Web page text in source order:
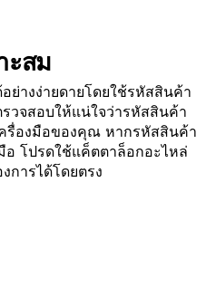
ะสม
ย่างง่ายดายโดยใช้รหัสสินค้า
วจสอบให้แน่ใจว่ารหัสสินค้า
รื่องมือของคุณ หากรหัสสินค้า
อ โปรดใช้แค็ตตาล็อกอะไหล่
การได้โดยตรง